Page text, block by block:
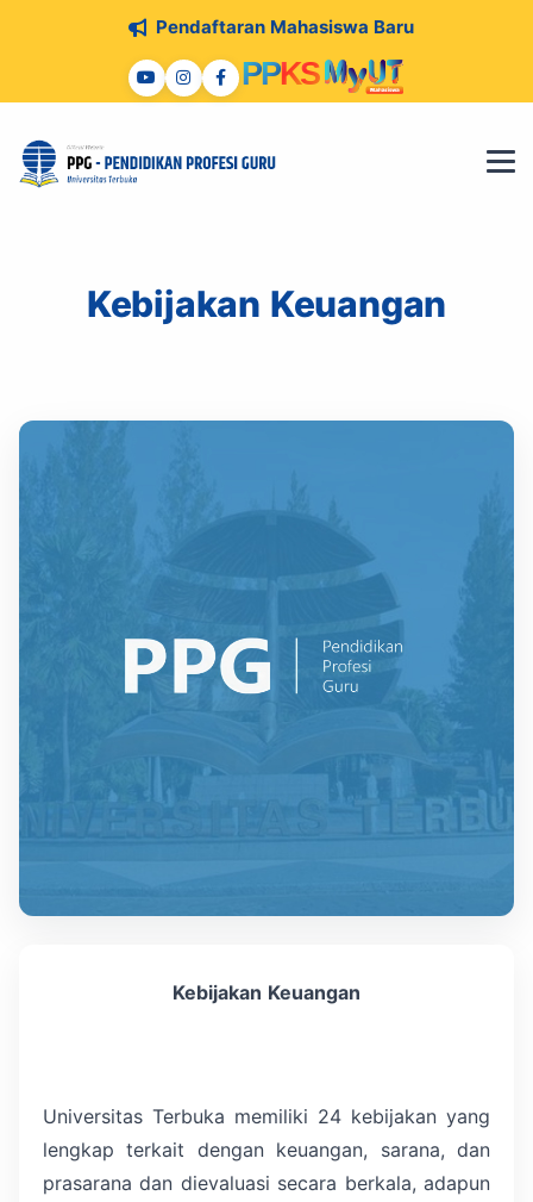
Pendaftaran Mahasiswa Baru
PPKS
Kebijakan Keuangan
Kebijakan Keuangan
Universitas Terbuka memiliki 24 kebijakan yang
lengkap terkait dengan keuangan, sarana, dan
prasarana dan dievaluasi secara berkala, adapun